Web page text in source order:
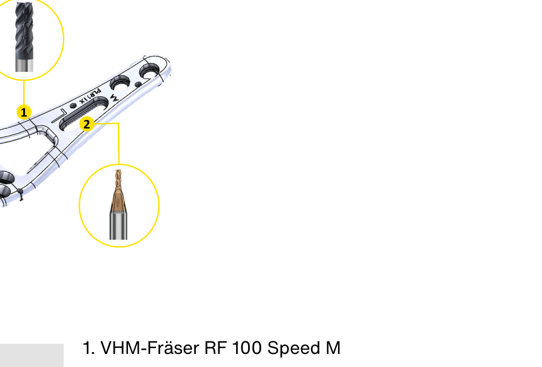
1. VHM-Fräser RF 100 Speed M